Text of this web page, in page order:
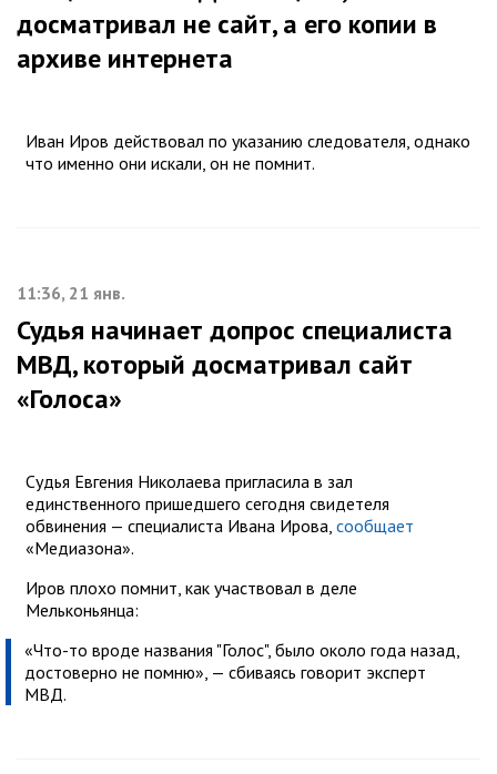
досматривал не сайт, а его копии в
архиве интернета
Иван Иров действовал по указанию следователя, однако
что именно они искали, он не помнит.
11:36, 21 янв.
Судья начинает допрос специалиста
МВД, который досматривал сайт
«Голоса»
Судья Евгения Николаева пригласила в зал
единственного пришедшего сегодня свидетеля
обвинения — специалиста Ивана Ирова, сообщает
«Медиазона».
Иров плохо помнит, как участвовал в деле
Мельконьянца:
«Что-то вроде названия "Голос", было около года назад,
достоверно не помню», — сбиваясь говорит эксперт
МВД.